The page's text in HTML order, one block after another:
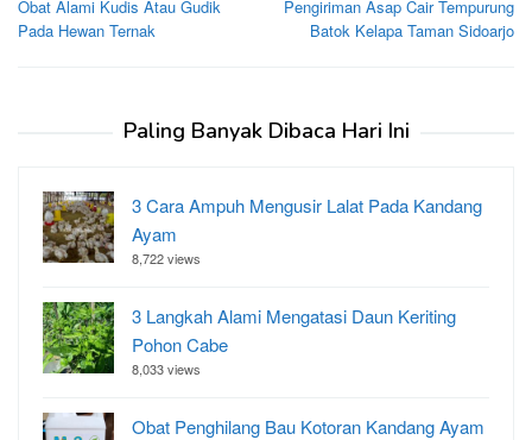
pos
Obat Alami Kudis Atau Gudik
Pada Hewan Ternak
Pengiriman Asap Cair Tempurung
Batok Kelapa Taman Sidoarjo
Paling Banyak Dibaca Hari Ini
3 Cara Ampuh Mengusir Lalat Pada Kandang
Ayam
8,722 views
3 Langkah Alami Mengatasi Daun Keriting
Pohon Cabe
8,033 views
Obat Penghilang Bau Kotoran Kandang Ayam